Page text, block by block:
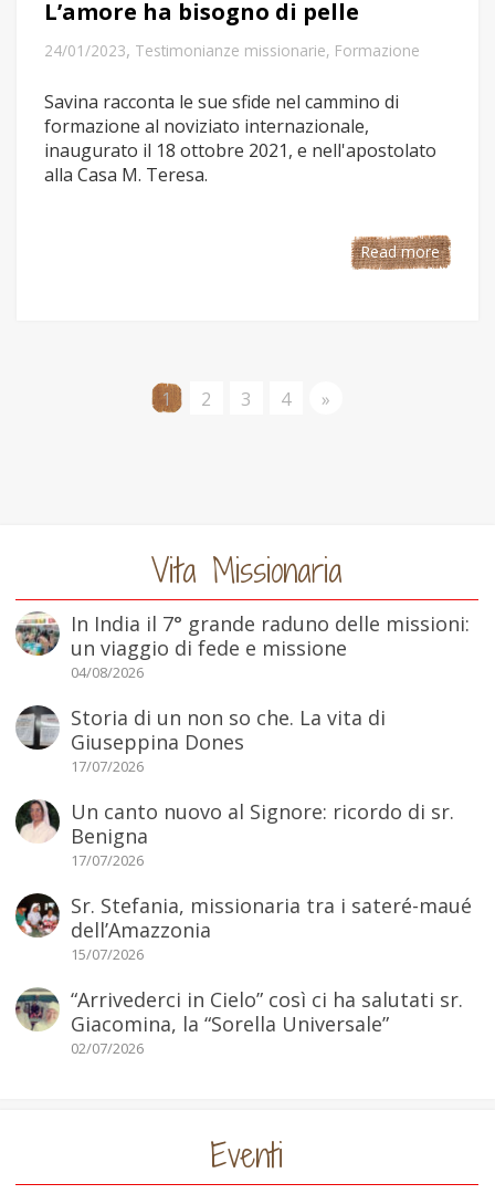
L’amore ha bisogno di pelle
24/01/2023, Testimonianze missionarie, Formazione
Savina racconta le sue sfide nel cammino di
formazione al noviziato internazionale,
inaugurato il 18 ottobre 2021, e nell'apostolato
alla Casa M. Teresa.
Read more
1 2 3 4 »
Vita Missionaria
In India il 7° grande raduno delle missioni:
un viaggio di fede e missione
04/08/2026
Storia di un non so che. La vita di
Giuseppina Dones
17/07/2026
Un canto nuovo al Signore: ricordo di sr.
Benigna
17/07/2026
Sr. Stefania, missionaria tra i sateré-maué
dell’Amazzonia
15/07/2026
“Arrivederci in Cielo” così ci ha salutati sr.
Giacomina, la “Sorella Universale”
02/07/2026
Eventi